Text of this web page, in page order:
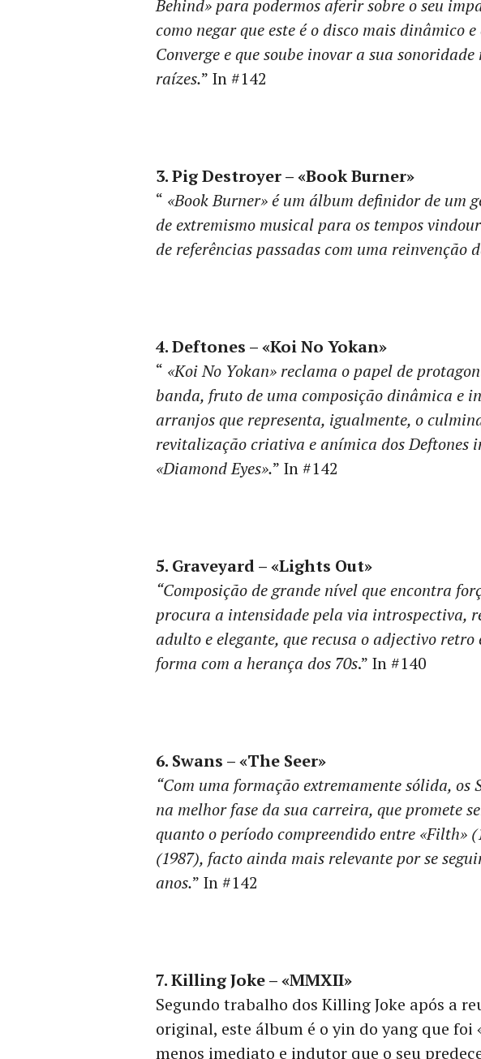
Behind» para podermos aferir sobre o seu
como negar que este é o disco mais dinâmico
Converge e que soube inovar a sua
raízes.” In #142
3. Pig Destroyer – «Book Burner»
“ «Book Burner» é um álbum definidor de um
de extremismo musical para os tempos
de referências passadas com uma reinvenção
4. Deftones – «Koi No Yokan»
“ «Koi No Yokan» reclama o papel de
banda, fruto de uma composição dinâmica e
arranjos que representa, igualmente, o
revitalização criativa e anímica dos Deftones
«Diamond Eyes».” In #142
5. Graveyard – «Lights Out»
“Composição de grande nível que encontra
procura a intensidade pela via introspectiva,
adulto e elegante, que recusa o adjectivo
forma com a herança dos 70s.” In #140
6. Swans – «The Seer»
“Com uma formação extremamente sólida, os
na melhor fase da sua carreira, que promete
quanto o período compreendido entre «Filth»
(1987), facto ainda mais relevante por se
anos.” In #142
7. Killing Joke – «MMXII»
Segundo trabalho dos Killing Joke após a
original, este álbum é o yin do yang que foi
menos imediato e indutor que o seu